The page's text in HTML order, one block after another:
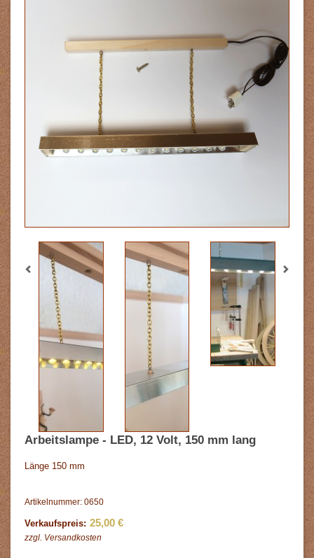
Previous
Arbeitslampe - LED, 12 Volt, 150 mm lang
Länge 150 mm
Artikelnummer: 0650
Verkaufspreis: 25,00 €
zzgl. Versandkosten